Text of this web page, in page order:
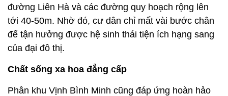
đường Liên Hà và các đường quy hoạch rộng lên
tới 40-50m. Nhờ đó, cư dân chỉ mất vài bước chân
để tận hưởng được hệ sinh thái tiện ích hạng sang
của đại đô thị.
Chất sống xa hoa đẳng cấp
Phân khu Vịnh Bình Minh cũng đáp ứng hoàn hảo